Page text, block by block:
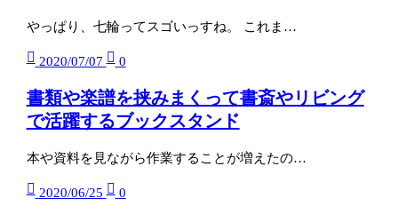
やっぱり、七輪ってスゴいっすね。 これま…
2020/07/07 0
書類や楽譜を挟みまくって書斎やリビング
で活躍するブックスタンド
本や資料を見ながら作業することが増えたの…
2020/06/25 0